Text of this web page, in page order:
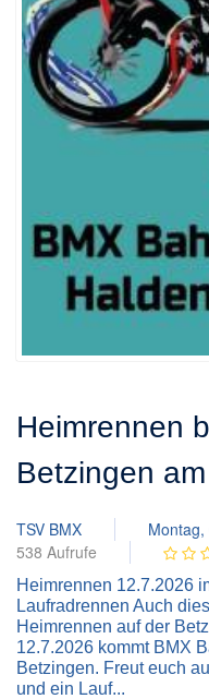
Heimrennen
Betzingen
TSV BMX
538 Aufrufe
Heimrennen 12.7.2026
Laufradrennen Auch
Heimrennen auf der
12.7.2026 kommt BMX
Betzingen. Freut euch
und ein Lauf...